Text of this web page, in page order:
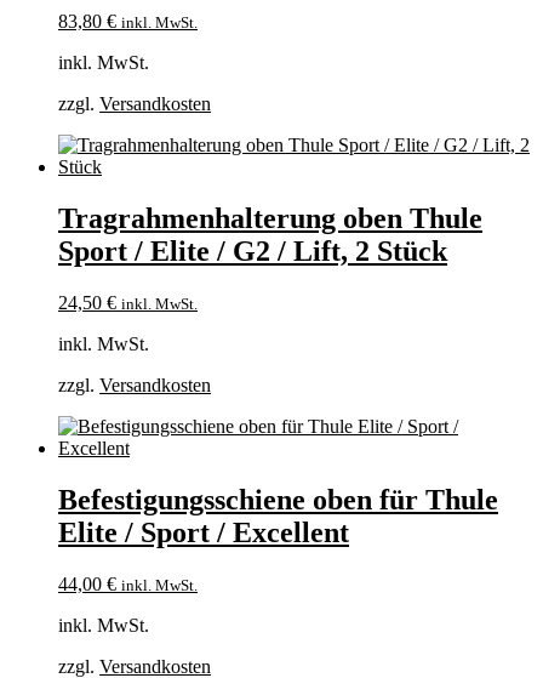
83,80 € inkl. MwSt.
inkl. MwSt.
zzgl. Versandkosten
Tragrahmenhalterung oben Thule
Sport / Elite / G2 / Lift, 2 Stück
24,50 € inkl. MwSt.
inkl. MwSt.
zzgl. Versandkosten
Befestigungsschiene oben für Thule
Elite / Sport / Excellent
44,00 € inkl. MwSt.
inkl. MwSt.
zzgl. Versandkosten